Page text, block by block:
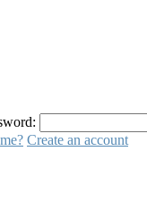
Create an account